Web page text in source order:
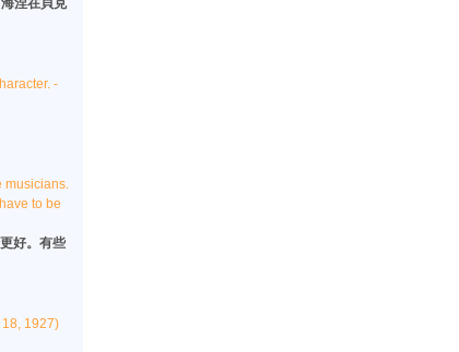
涅在貝克
-
musicians.
to be
好。有些
1927)